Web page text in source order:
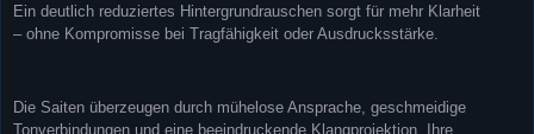
Ein deutlich reduziertes Hintergrundrauschen sorgt für mehr Klarheit
– ohne Kompromisse bei Tragfähigkeit oder Ausdrucksstärke.
Die Saiten überzeugen durch mühelose Ansprache, geschmeidige
Tonverbindungen und eine beeindruckende Klangprojektion. Ihre